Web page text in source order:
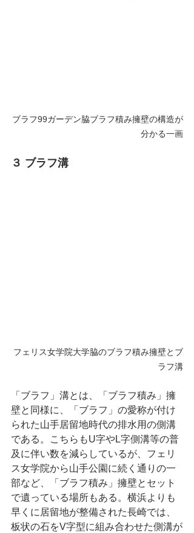
ブラフ99ガーデン脇ブラフ積み擁壁の構造が
分かる一画
３ ブラフ溝
フェリス女学院大学脇のブラフ積み擁壁とブ
ラフ溝
「ブラフ」溝とは、「ブラフ積み」擁
壁と同様に、「ブラフ」の愛称が付け
られた山手居留地時代の排水用の側溝
である。こちらもU字やL字側溝等の普
及に伴い数を減らしているが、フェリ
ス女学院から山手公園に続く通りの一
部など、「ブラフ積み」擁壁とセット
で遺っている場所もある。横浜よりも
早くに居留地が整備された長崎では、
板状の石をV字型に組み合わせた側溝が